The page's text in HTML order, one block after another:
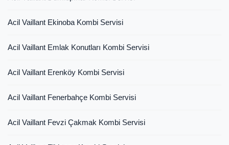
Acil Vaillant Ekinoba Kombi Servisi
Acil Vaillant Emlak Konutları Kombi Servisi
Acil Vaillant Erenköy Kombi Servisi
Acil Vaillant Fenerbahçe Kombi Servisi
Acil Vaillant Fevzi Çakmak Kombi Servisi